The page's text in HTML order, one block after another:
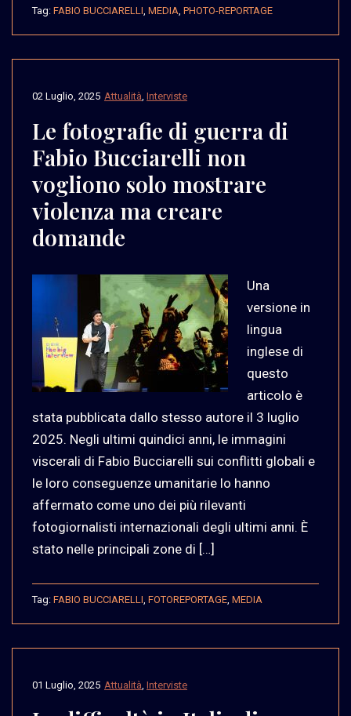
Tag: FABIO BUCCIARELLI MEDIA PHOTO-REPORTAGE
Attualità Interviste
02 Luglio, 2025
Le fotografie di guerra di
Fabio Bucciarelli non
vogliono solo mostrare
violenza ma creare
domande
Una
versione in
lingua
inglese di
questo
articolo è
stata pubblicata dallo stesso autore il 3 luglio
2025. Negli ultimi quindici anni, le immagini
viscerali di Fabio Bucciarelli sui conflitti globali e
le loro conseguenze umanitarie lo hanno
affermato come uno dei più rilevanti
fotogiornalisti internazionali degli ultimi anni. È
stato nelle principali zone di […]
Tag: FABIO BUCCIARELLI FOTOREPORTAGE MEDIA
Attualità Interviste
01 Luglio, 2025